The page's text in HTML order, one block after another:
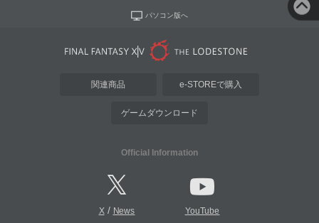
パソコン版へ
関連商品 e-STOREで購入
ゲームダウンロード
Official Information
X/ News YouTube